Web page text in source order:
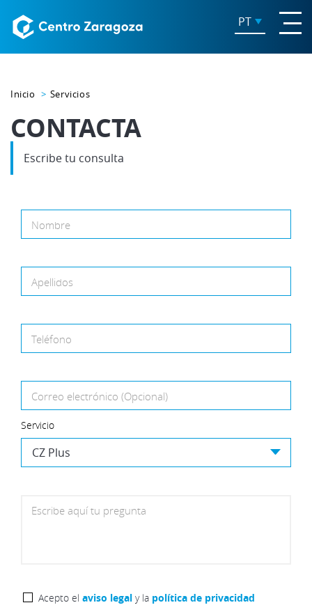
PT
Inicio Servicios
CONTACTA
Escribe tu consulta
Nombre
Apellidos
Teléfono
Correo electrónico (Opcional)
Servicio
Escribe aquí tu pregunta
Acepto el aviso legal y la política de privacidad